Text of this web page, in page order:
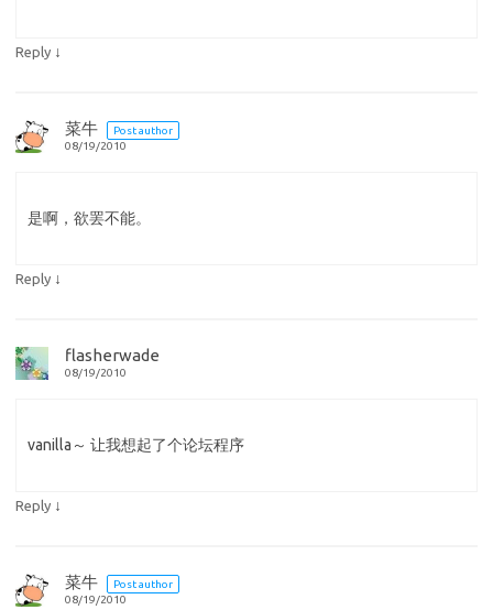
Reply ↓
菜牛
Post author
08/19/2010
是啊，欲罢不能。
Reply ↓
flasherwade
08/19/2010
vanilla～ 让我想起了个论坛程序
Reply ↓
菜牛
Post author
08/19/2010